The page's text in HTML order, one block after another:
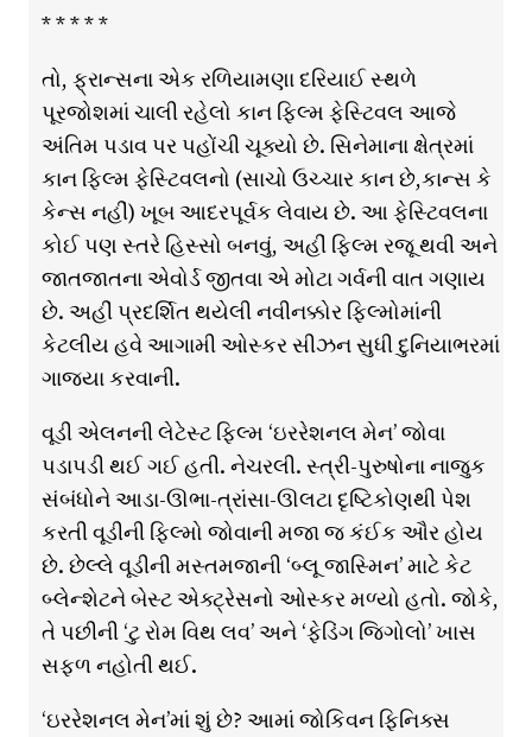
* * * * *
તો, ફ્રાન્સના એક રળિયામણા દરિયાઈ સ્થળે
પૂરજોશમાં ચાલી રહેલો કાન ફિલ્મ ફેસ્ટિવલ આજે
અંતિમ પડાવ પર પહોંચી ચૂક્યો છે. સિનેમાના ક્ષેત્રમાં
કાન ફિલ્મ ફેસ્ટિવલનો (સાચો ઉચ્ચાર કાન છે,કાન્સ કે
કેન્સ નહીં) ખૂબ આદરપૂર્વક લેવાય છે. આ ફેસ્ટિવલના
કોઈ પણ સ્તરે હિસ્સો બનવું, અહીં ફિલ્મ રજૂ થવી અને
જાતજાતના એવોર્ડ જીતવા એ મોટા ગર્વની વાત ગણાય
છે. અહીં પ્રદર્શિત થયેલી નવીનક્કોર ફિલ્મોમાંની
કેટલીય હવે આગામી ઓસ્કર સીઝન સુધી દુનિયાભરમાં
ગાજ્યા કરવાની.
વૂડી એલનની લેટેસ્ટ ફિલ્મ ‘ઇરરેશનલ મેન’ જોવા
પડાપડી થઈ ગઈ હતી. નેચરલી. સ્ત્રી-પુરુષોના નાજુક
સંબંધોને આડા-ઊભા-ત્રાંસા-ઊલટા દૃષ્ટિકોણથી પેશ
કરતી વૂડીની ફિલ્મો જોવાની મજા જ કંઈક ઔર હોય
છે. છેલ્લે વૂડીની મસ્તમજાની ‘બ્લૂ જાસ્મિન’ માટે કેટ
બ્લેન્શેટને બેસ્ટ એક્ટ્રેસનો ઓસ્કર મળ્યો હતો. જોકે,
તે પછીની ‘ટુ રોમ વિથ લવ’ અને ‘ફેડિંગ જિગોલો’ ખાસ
સફળ નહોતી થઈ.
‘ઇરરેશનલ મેન’માં શું છે? આમાં જોકિવન ફિનિક્સ